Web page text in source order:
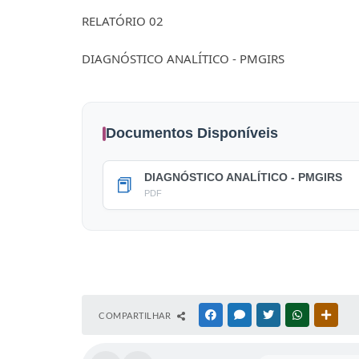
RELATÓRIO 02
DIAGNÓSTICO ANALÍTICO - PMGIRS
Documentos Disponíveis
📕 DIAGNÓSTICO ANALÍTICO - PMGIRS
PDF
COMPARTILHAR FACEBOOKMESSENGER
TWITTERWHATSAPP